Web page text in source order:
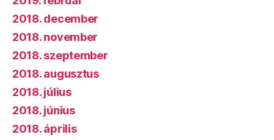
2018. december
2018. november
2018. szeptember
2018. augusztus
2018. július
2018. június
2018. április